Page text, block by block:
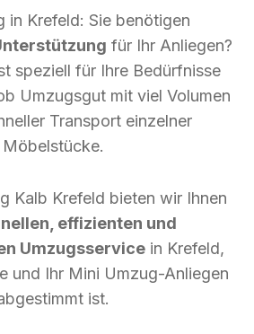
in Krefeld: Sie benötigen
für Ihr Anliegen?
speziell für Ihre Bedürfnisse
Umzugsgut mit viel Volumen
Transport einzelner
Möbelstücke.
Kalb Krefeld bieten wir Ihnen
effizienten und
Umzugsservice in Krefeld,
und Ihr Mini Umzug-Anliegen
ist.